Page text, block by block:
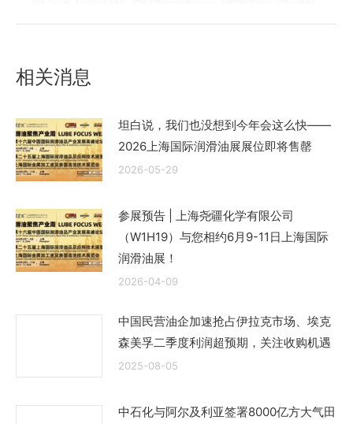
的
相关消息
坦白说，我们也没想到今年会这么快——
2026上海国际润滑油展展位即将售罄
2026-05-29
参展预告 | 上海尧疆化学有限公司
（W1H19）与您相约6月9-11日上海国际
润滑油展！
2026-04-09
中国民营油企加速抢占伊拉克市场、埃克
森美孚二季度利润超预期，关注收购机遇
2025-08-05
中石化与阿尔及利亚签署8000亿方大气田